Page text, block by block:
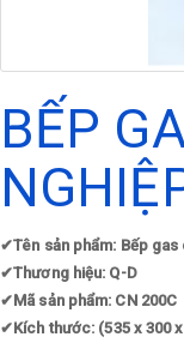
BẾP
✔Tên sản phẩm: Bếp
✔Thương hiệu: Q-D
✔Mã sản phẩm: CN 200C
✔Kích thước: (535 x 300